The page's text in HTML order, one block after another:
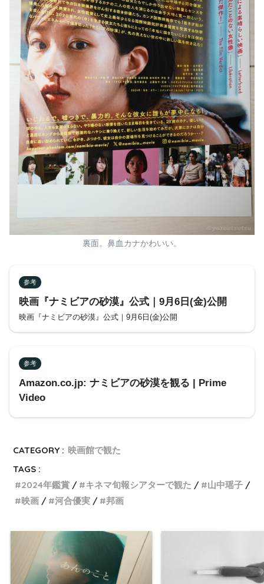
裏面。鼻血カナかわいい。
参考
映画『ナミビアの砂漠』公式｜9月6日(金)公開
映画『ナミビアの砂漠』公式｜9月6日(金)公開
参考
Amazon.co.jp: ナミビアの砂漠を観る | Prime
Video
CATEGORY : 映画館で観た
TAGS :
2024年鑑賞
キネマ旬報シアターで観た
山中瑶子
映画
河合優実 邦画